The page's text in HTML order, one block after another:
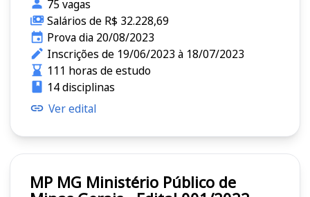
75 vagas
Salários de R$ 32.228,69
Prova dia 20/08/2023
Inscrições de 19/06/2023 à 18/07/2023
111 horas de estudo
14 disciplinas
Ver edital
MP MG Ministério Público de